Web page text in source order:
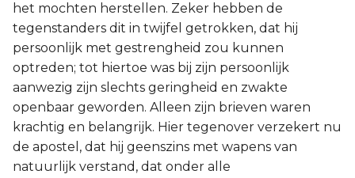
het mochten herstellen. Zeker hebben de
tegenstanders dit in twijfel getrokken, dat hij
persoonlijk met gestrengheid zou kunnen
optreden; tot hiertoe was bij zijn persoonlijk
aanwezig zijn slechts geringheid en zwakte
openbaar geworden. Alleen zijn brieven waren
krachtig en belangrijk. Hier tegenover verzekert nu
de apostel, dat hij geenszins met wapens van
natuurlijk verstand, dat onder alle